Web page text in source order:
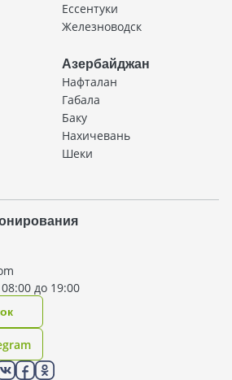
Ессентуки
Железноводск
Азербайджан
Нафталан
Габала
Баку
Нахичевань
Шеки
до 19:00